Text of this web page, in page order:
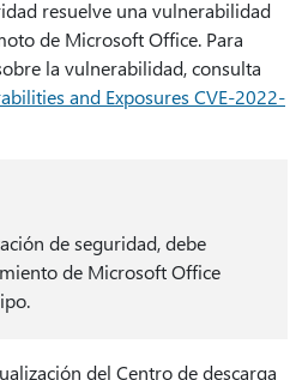
resuelve una vulnerabilidad
de Microsoft Office. Para
la vulnerabilidad, consulta
and Exposures CVE-2022-
de seguridad, debe
de Microsoft Office
del Centro de descarga